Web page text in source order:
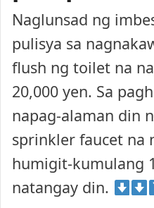
Naglunsad ng
pulisya sa
flush ng toilet na
20,000 yen. Sa
napag-alaman din
sprinkler faucet na
humigit-kumulang
natangay din.